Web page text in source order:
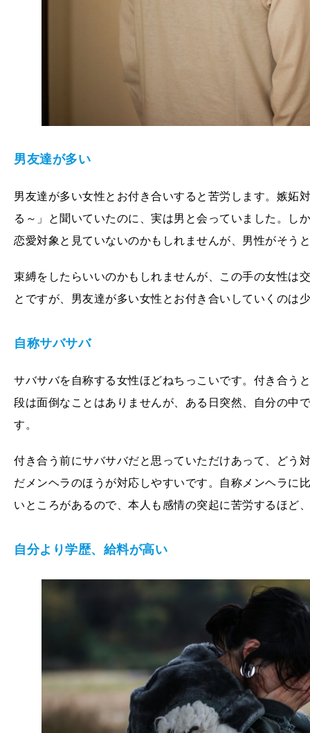
男友達が多い
男友達が多い女性とお付き合いすると苦労します。嫉妬
る～」と聞いていたのに、実は男と会っていました。し
恋愛対象と見ていないのかもしれませんが、男性がそう
束縛をしたらいいのかもしれませんが、この手の女性は
とですが、男友達が多い女性とお付き合いしていくのは
自称サバサバ
サバサバを自称する女性ほどねちっこいです。付き合う
段は面倒なことはありませんが、ある日突然、自分の中
す。
付き合う前にサバサバだと思っていただけあって、どう
だメンヘラのほうが対応しやすいです。自称メンヘラに
いところがあるので、本人も感情の突起に苦労するほど
自分より学歴、給料が高い